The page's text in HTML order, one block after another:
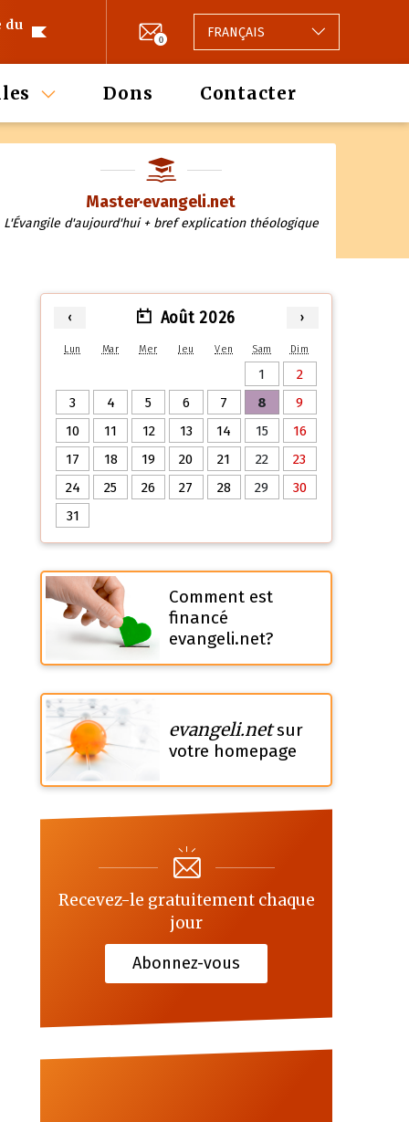
du
0 FRANÇAIS
Dons Contacter
Master·evangeli.net
L'Évangile d'aujourd'hui + bref explication théologique
‹ Août 2026 ›
Lun Mar Mer Jeu Ven Sam Dim
1
2
3
4 5 6 7 8
9
10
11 12 13 14 15
16
17
18 19 20 21 22
23
24
25 26 27 28 29
30
31
Comment est
financé
evangeli.net?
evangeli.netsur
votre homepage
Recevez-le gratuitement chaque
jour
Abonnez-vous